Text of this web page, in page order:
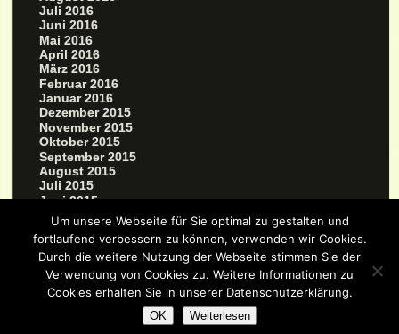
Juli 2016
Juni 2016
Mai 2016
April 2016
März 2016
Februar 2016
Januar 2016
Dezember 2015
November 2015
Oktober 2015
September 2015
August 2015
Juli 2015
Juni 2015
Mai 2015
März 2015
Um unsere Webseite für Sie optimal zu gestalten und
fortlaufend verbessern zu können, verwenden wir Cookies.
Durch die weitere Nutzung der Webseite stimmen Sie der
Verwendung von Cookies zu. Weitere Informationen zu
Cookies erhalten Sie in unserer Datenschutzerklärung.
OK Weiterlesen